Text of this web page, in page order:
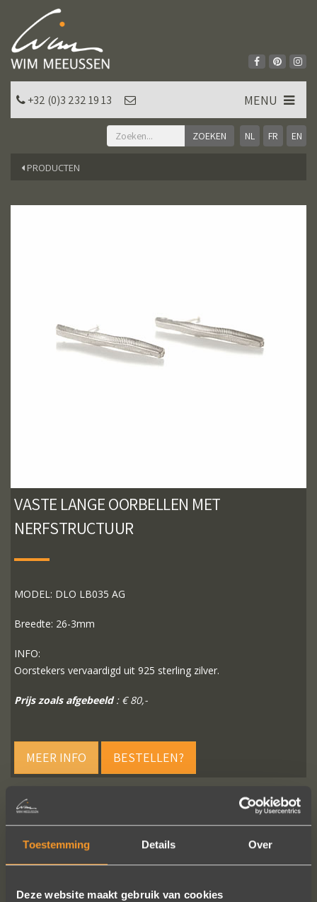
Toestemming Details Over
Deze website maakt gebruik van cookies
NL FR EN
+32 (0)3 232 19 13 MENU
PRODUCTEN
VASTE LANGE OORBELLEN MET
NERFSTRUCTUUR
MODEL: DLO LB035 AG
Breedte: 26-3mm
INFO:
Oorstekers vervaardigd uit 925 sterling zilver.
Prijs zoals afgebeeld: € 80,-
MEER INFO BESTELLEN?
VOLG ONS OP SOCIALE MEDIA